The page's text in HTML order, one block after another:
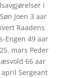
i
Joen 3 aar
Raadens
Engen 49 aar
mars Peder
66 aar
Sergeant